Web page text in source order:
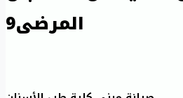
المرضى9